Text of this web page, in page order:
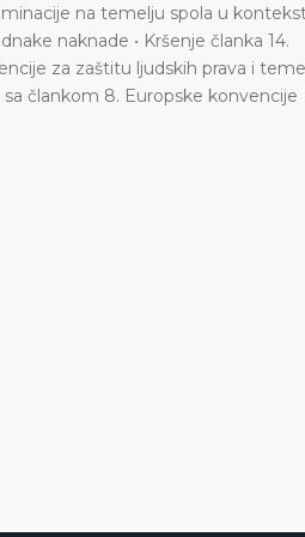
na temelju spola u
naknade • Kršenje članka 14.
za zaštitu ljudskih prava i
sa člankom 8. Europske konvencije